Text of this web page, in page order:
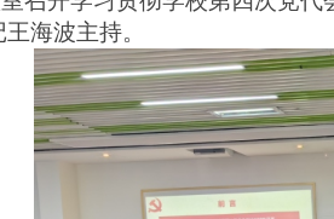
海波主持。